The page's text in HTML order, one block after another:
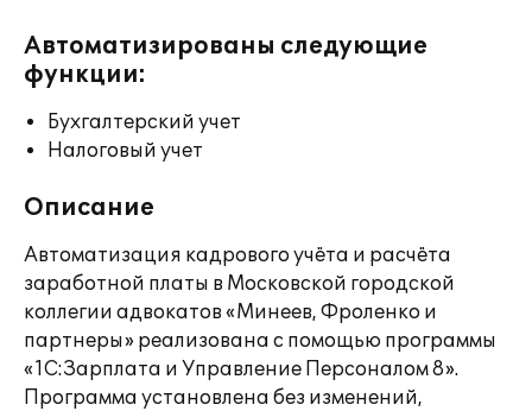
Автоматизированы следующие
функции:
Бухгалтерский учет
Налоговый учет
Описание
Автоматизация кадрового учёта и расчёта
заработной платы в Московской городской
коллегии адвокатов «Минеев, Фроленко и
партнеры» реализована с помощью программы
«1С:Зарплата и Управление Персоналом 8».
Программа установлена без изменений,